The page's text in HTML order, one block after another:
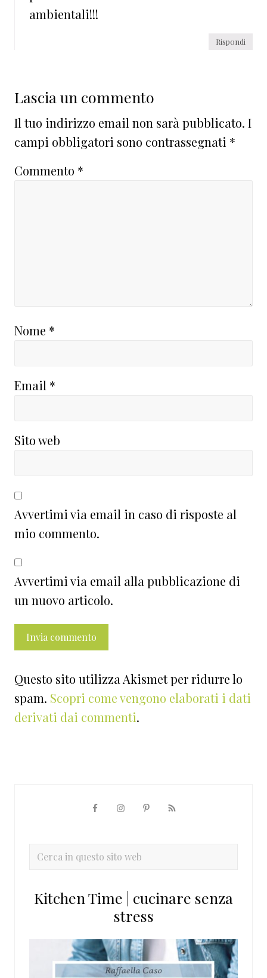
ambientali!!!
Rispondi
Lascia un commento
Il tuo indirizzo email non sarà pubblicato. I
campi obbligatori sono contrassegnati *
Commento *
Nome *
Email *
Sito web
Avvertimi via email in caso di risposte al
mio commento.
Avvertimi via email alla pubblicazione di
un nuovo articolo.
Questo sito utilizza Akismet per ridurre lo
spam. Scopri come vengono elaborati i dati
derivati dai commenti.
primaria
Cerca
sito
Kitchen Time | cucinare senza
stress